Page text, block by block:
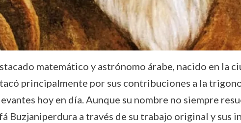
matemático y astrónomo árabe, nacido en la
principalmente por sus contribuciones a la
hoy en día. Aunque su nombre no siempre
Buzjaniperdura a través de su trabajo original y sus